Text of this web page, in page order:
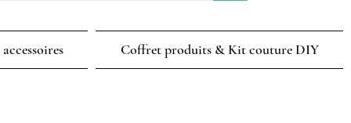
Coffret produits & Kit couture DIY